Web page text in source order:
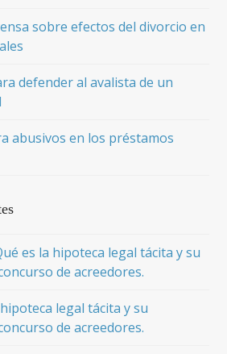
sobre efectos del divorcio en
defender al avalista de un
abusivos en los préstamos
es la hipoteca legal tácita y su
de acreedores.
legal tácita y su
de acreedores.